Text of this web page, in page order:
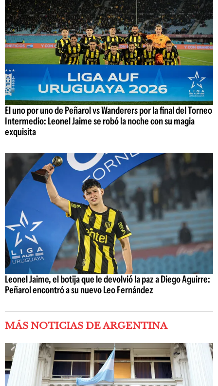
El uno por uno de Peñarol vs Wanderers por la final del Torneo
Intermedio: Leonel Jaime se robó la noche con su magia
exquisita
Leonel Jaime, el botija que le devolvió la paz a Diego Aguirre:
Peñarol encontró a su nuevo Leo Fernández
MÁS NOTICIAS DE ARGENTINA